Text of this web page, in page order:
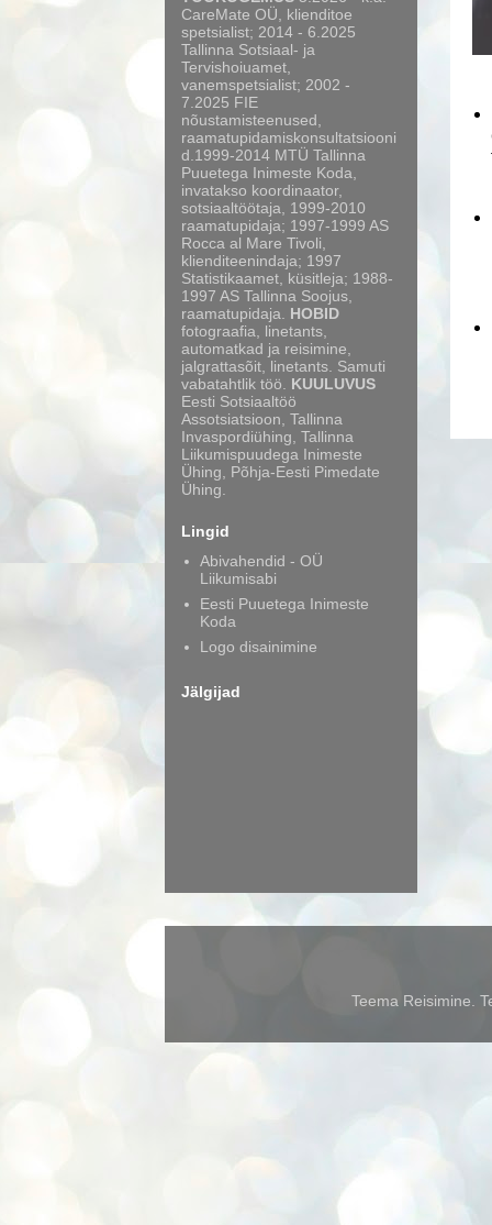
CareMate OÜ, klienditoe
spetsialist; 2014 - 6.2025
Tallinna Sotsiaal- ja
Tervishoiuamet,
vanemspetsialist; 2002 -
7.2025 FIE
nõustamisteenused,
raamatupidamiskonsultatsiooni
d.1999-2014 MTÜ Tallinna
Puuetega Inimeste Koda,
invatakso koordinaator,
sotsiaaltöötaja, 1999-2010
raamatupidaja; 1997-1999 AS
Rocca al Mare Tivoli,
klienditeenindaja; 1997
Statistikaamet, küsitleja; 1988-
1997 AS Tallinna Soojus,
raamatupidaja. HOBID
fotograafia, linetants,
automatkad ja reisimine,
jalgrattasõit, linetants. Samuti
vabatahtlik töö. KUULUVUS
Eesti Sotsiaaltöö
Assotsiatsioon, Tallinna
Invaspordiühing, Tallinna
Liikumispuudega Inimeste
Ühing, Põhja-Eesti Pimedate
Ühing.
Lingid
Abivahendid - OÜ
Liikumisabi
Eesti Puuetega Inimeste
Koda
Logo disainimine
Jälgijad
Teema Reisimine.